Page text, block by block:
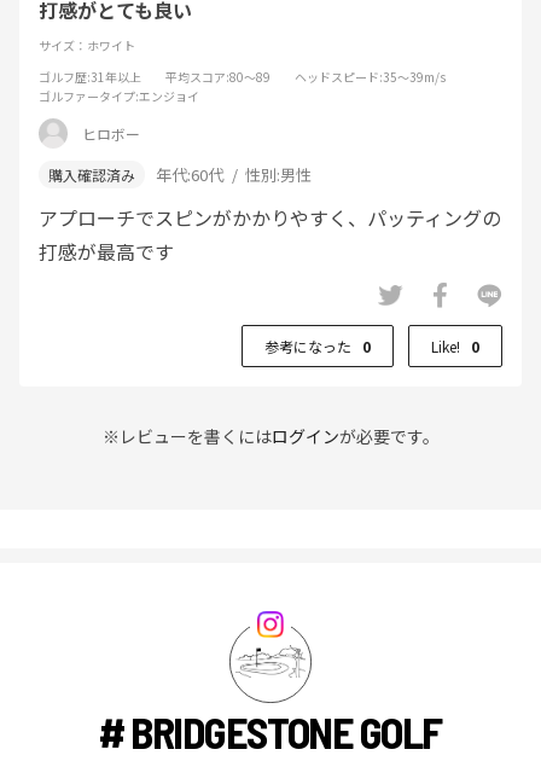
打感がとても良い
サイズ：ホワイト
ゴルフ歴:31年以上 平均スコア:80～89 ヘッドスピード:35～39m/s
ゴルファータイプ:エンジョイ
ヒロボー
年代:60代 性別:男性
アプローチでスピンがかかりやすく、パッティングの
打感が最高です
参考になった 0 Like! 0
※レビューを書くにはログインが必要です。
# BRIDGESTONE GOLF